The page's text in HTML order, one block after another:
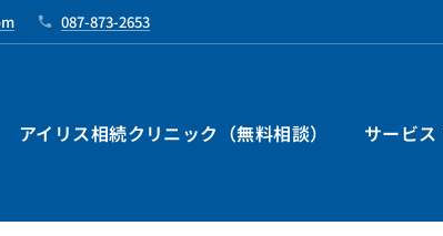
087-873-2653
アイリス相続クリニック（無料相談） サービス